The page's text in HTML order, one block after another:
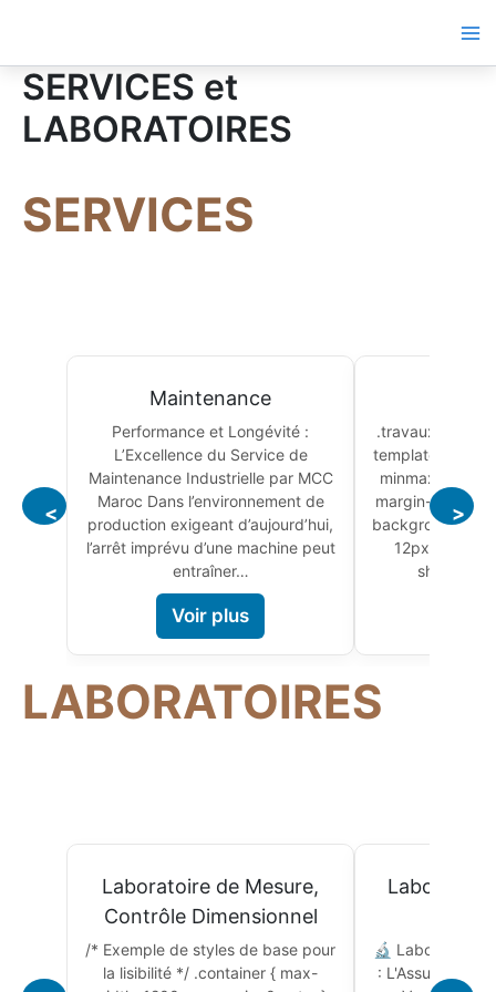
contenu
SERVICES et
LABORATOIRES
SERVICES
<
Maintenance
Performance et Longévité :
L’Excellence du Service de
Maintenance Industrielle par MCC
Maroc Dans l’environnement de
production exigeant d’aujourd’hui,
l’arrêt imprévu d’une machine peut
entraîner…
Voir plus
.travaux-grid {
template-
margin-top:
background:
12px;
shadow:
>
LABORATOIRES
Laboratoire de Mesure,
Contrôle Dimensionnel
/* Exemple de styles de base pour
la lisibilité */ .container { max-
🔬 Laboratoire
: L'Assurance